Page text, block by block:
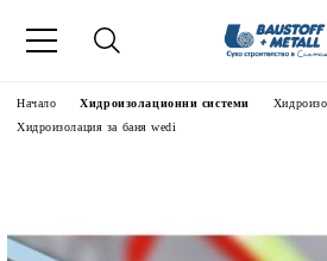
Начало Хидроизолационни системи
Хидроизолация за баня wedi